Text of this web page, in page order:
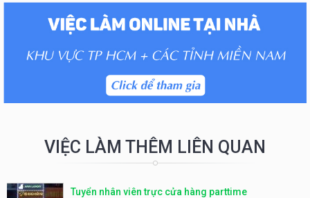
VIỆC LÀM THÊM LIÊN QUAN
Tuyển nhân viên trực cửa hàng parttime